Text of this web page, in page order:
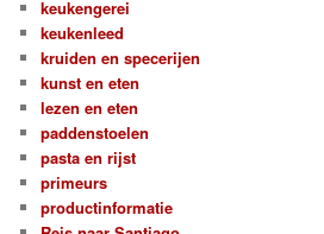
keukengerei
keukenleed
kruiden en specerijen
kunst en eten
lezen en eten
paddenstoelen
pasta en rijst
primeurs
productinformatie